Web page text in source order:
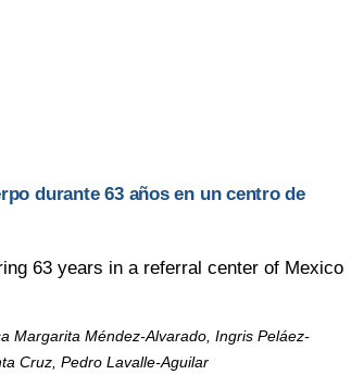
durante 63 años en un centro de
63 years in a referral center of Mexico
Margarita Méndez-Alvarado, Ingris Peláez-
Cruz, Pedro Lavalle-Aguilar